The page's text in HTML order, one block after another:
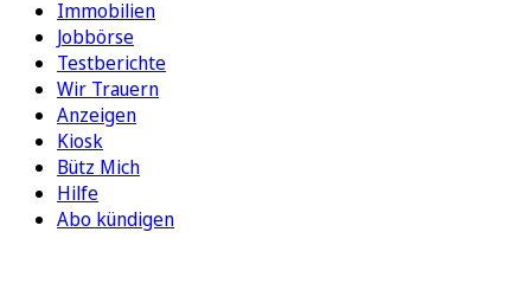
Immobilien
Jobbörse
Testberichte
Wir Trauern
Anzeigen
Kiosk
Bütz Mich
Hilfe
Abo kündigen